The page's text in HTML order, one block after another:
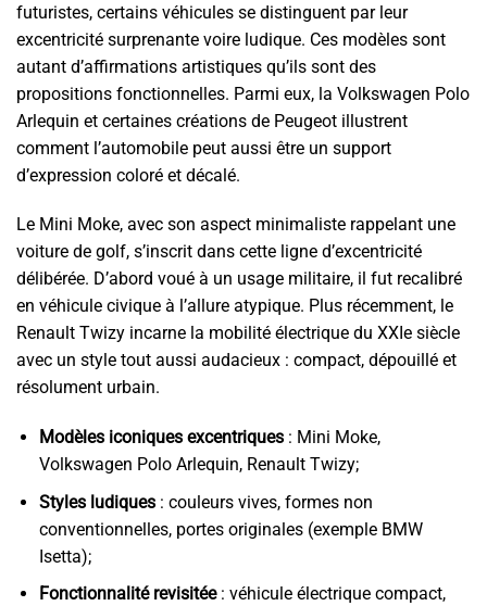
futuristes, certains véhicules se distinguent par leur
excentricité surprenante voire ludique. Ces modèles sont
autant d’affirmations artistiques qu’ils sont des
propositions fonctionnelles. Parmi eux, la Volkswagen Polo
Arlequin et certaines créations de Peugeot illustrent
comment l’automobile peut aussi être un support
d’expression coloré et décalé.
Le Mini Moke, avec son aspect minimaliste rappelant une
voiture de golf, s’inscrit dans cette ligne d’excentricité
délibérée. D’abord voué à un usage militaire, il fut recalibré
en véhicule civique à l’allure atypique. Plus récemment, le
Renault Twizy incarne la mobilité électrique du XXIe siècle
avec un style tout aussi audacieux : compact, dépouillé et
résolument urbain.
Modèles iconiques excentriques: Mini Moke,
Volkswagen Polo Arlequin, Renault Twizy;
Styles ludiques: couleurs vives, formes non
conventionnelles, portes originales (exemple BMW
Isetta);
Fonctionnalité revisitée: véhicule électrique compact,